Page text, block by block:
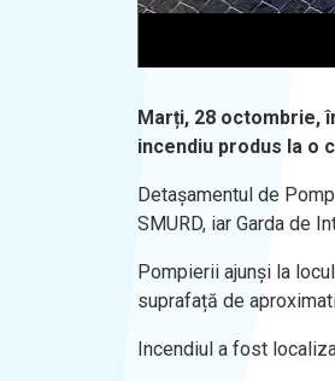
Marți, 28 octombrie,
incendiu produs la o
Detașamentul de
SMURD, iar Garda de
Pompierii ajunși la
suprafață de
Incendiul a fost